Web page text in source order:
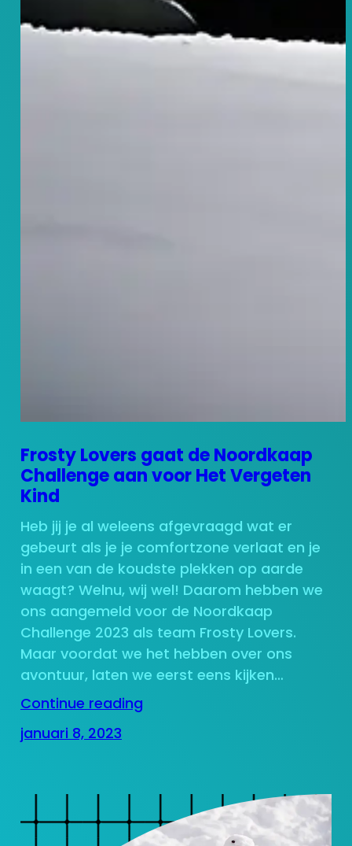
Frosty Lovers gaat de Noordkaap
Challenge aan voor Het Vergeten
Kind
Heb jij je al weleens afgevraagd wat er
gebeurt als je je comfortzone verlaat en je
in een van de koudste plekken op aarde
waagt? Welnu, wij wel! Daarom hebben we
ons aangemeld voor de Noordkaap
Challenge 2023 als team Frosty Lovers.
Maar voordat we het hebben over ons
avontuur, laten we eerst eens kijken…
Continue reading
januari 8, 2023